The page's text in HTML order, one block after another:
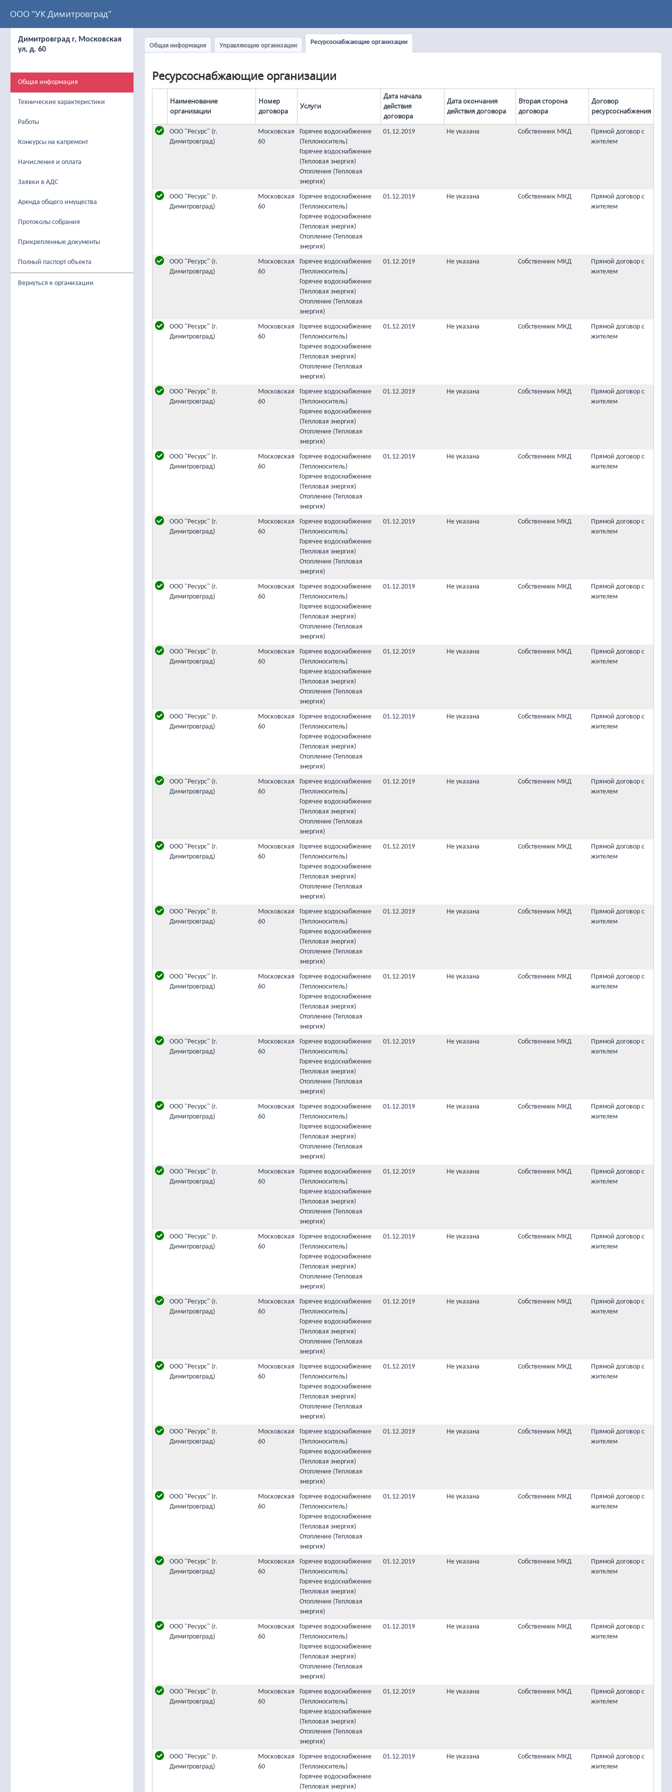
ООО "УК Димитровград"
Димитровград г, Московская
ул, д. 60
Общая информация
Технические характеристики
Работы
Конкурсы на капремонт
Начисления и оплата
Заявки в АДС
Аренда общего имущества
Протоколы собрания
Прикрепленные документы
Полный паспорт объекта
Вернуться к организации
Общая информация Управляющие организации
Ресурсоснабжающие организации
Ресурсоснабжающие организации
Наименование
организации
Номер
договора
Услуги
Дата начала
действия
договора
Дата окончания
действия договора
Вторая сторона
договора
Договор
ресурсоснабжения
ООО "Ресурс" (г.
Димитровград)
Московская
60
Горячее водоснабжение
(Теплоноситель)
Горячее водоснабжение
(Тепловая энергия)
Отопление (Тепловая
энергия)
01.12.2019 Не указана Собственник МКД
Прямой договор с
жителем
ООО "Ресурс" (г.
Димитровград)
Московская
60
Горячее водоснабжение
(Теплоноситель)
Горячее водоснабжение
(Тепловая энергия)
Отопление (Тепловая
энергия)
01.12.2019 Не указана Собственник МКД
Прямой договор с
жителем
ООО "Ресурс" (г.
Димитровград)
Московская
60
Горячее водоснабжение
(Теплоноситель)
Горячее водоснабжение
(Тепловая энергия)
Отопление (Тепловая
энергия)
01.12.2019 Не указана Собственник МКД
Прямой договор с
жителем
ООО "Ресурс" (г.
Димитровград)
Московская
60
Горячее водоснабжение
(Теплоноситель)
Горячее водоснабжение
(Тепловая энергия)
Отопление (Тепловая
энергия)
01.12.2019 Не указана Собственник МКД
Прямой договор с
жителем
ООО "Ресурс" (г.
Димитровград)
Московская
60
Горячее водоснабжение
(Теплоноситель)
Горячее водоснабжение
(Тепловая энергия)
Отопление (Тепловая
энергия)
01.12.2019 Не указана Собственник МКД
Прямой договор с
жителем
ООО "Ресурс" (г.
Димитровград)
Московская
60
Горячее водоснабжение
(Теплоноситель)
Горячее водоснабжение
(Тепловая энергия)
Отопление (Тепловая
энергия)
01.12.2019 Не указана Собственник МКД
Прямой договор с
жителем
ООО "Ресурс" (г.
Димитровград)
Московская
60
Горячее водоснабжение
(Теплоноситель)
Горячее водоснабжение
(Тепловая энергия)
Отопление (Тепловая
энергия)
01.12.2019 Не указана Собственник МКД
Прямой договор с
жителем
ООО "Ресурс" (г.
Димитровград)
Московская
60
Горячее водоснабжение
(Теплоноситель)
Горячее водоснабжение
(Тепловая энергия)
Отопление (Тепловая
энергия)
01.12.2019 Не указана Собственник МКД
Прямой договор с
жителем
ООО "Ресурс" (г.
Димитровград)
Московская
60
Горячее водоснабжение
(Теплоноситель)
Горячее водоснабжение
(Тепловая энергия)
Отопление (Тепловая
энергия)
01.12.2019 Не указана Собственник МКД
Прямой договор с
жителем
ООО "Ресурс" (г.
Димитровград)
Московская
60
Горячее водоснабжение
(Теплоноситель)
Горячее водоснабжение
(Тепловая энергия)
Отопление (Тепловая
энергия)
01.12.2019 Не указана Собственник МКД
Прямой договор с
жителем
ООО "Ресурс" (г.
Димитровград)
Московская
60
Горячее водоснабжение
(Теплоноситель)
Горячее водоснабжение
(Тепловая энергия)
Отопление (Тепловая
энергия)
01.12.2019 Не указана Собственник МКД
Прямой договор с
жителем
ООО "Ресурс" (г.
Димитровград)
Московская
60
Горячее водоснабжение
(Теплоноситель)
Горячее водоснабжение
(Тепловая энергия)
Отопление (Тепловая
энергия)
01.12.2019 Не указана Собственник МКД
Прямой договор с
жителем
ООО "Ресурс" (г.
Димитровград)
Московская
60
Горячее водоснабжение
(Теплоноситель)
Горячее водоснабжение
(Тепловая энергия)
Отопление (Тепловая
энергия)
01.12.2019 Не указана Собственник МКД
Прямой договор с
жителем
ООО "Ресурс" (г.
Димитровград)
Московская
60
Горячее водоснабжение
(Теплоноситель)
Горячее водоснабжение
(Тепловая энергия)
Отопление (Тепловая
энергия)
01.12.2019 Не указана Собственник МКД
Прямой договор с
жителем
ООО "Ресурс" (г.
Димитровград)
Московская
60
Горячее водоснабжение
(Теплоноситель)
Горячее водоснабжение
(Тепловая энергия)
Отопление (Тепловая
энергия)
01.12.2019 Не указана Собственник МКД
Прямой договор с
жителем
ООО "Ресурс" (г.
Димитровград)
Московская
60
Горячее водоснабжение
(Теплоноситель)
Горячее водоснабжение
(Тепловая энергия)
Отопление (Тепловая
энергия)
01.12.2019 Не указана Собственник МКД
Прямой договор с
жителем
ООО "Ресурс" (г.
Димитровград)
Московская
60
Горячее водоснабжение
(Теплоноситель)
Горячее водоснабжение
(Тепловая энергия)
Отопление (Тепловая
энергия)
01.12.2019 Не указана Собственник МКД
Прямой договор с
жителем
ООО "Ресурс" (г.
Димитровград)
Московская
60
Горячее водоснабжение
(Теплоноситель)
Горячее водоснабжение
(Тепловая энергия)
Отопление (Тепловая
энергия)
01.12.2019 Не указана Собственник МКД
Прямой договор с
жителем
ООО "Ресурс" (г.
Димитровград)
Московская
60
Горячее водоснабжение
(Теплоноситель)
Горячее водоснабжение
(Тепловая энергия)
Отопление (Тепловая
энергия)
01.12.2019 Не указана Собственник МКД
Прямой договор с
жителем
ООО "Ресурс" (г.
Димитровград)
Московская
60
Горячее водоснабжение
(Теплоноситель)
Горячее водоснабжение
(Тепловая энергия)
Отопление (Тепловая
энергия)
01.12.2019 Не указана Собственник МКД
Прямой договор с
жителем
ООО "Ресурс" (г.
Димитровград)
Московская
60
Горячее водоснабжение
(Теплоноситель)
Горячее водоснабжение
(Тепловая энергия)
Отопление (Тепловая
энергия)
01.12.2019 Не указана Собственник МКД
Прямой договор с
жителем
ООО "Ресурс" (г.
Димитровград)
Московская
60
Горячее водоснабжение
(Теплоноситель)
Горячее водоснабжение
(Тепловая энергия)
Отопление (Тепловая
энергия)
01.12.2019 Не указана Собственник МКД
Прямой договор с
жителем
ООО "Ресурс" (г.
Димитровград)
Московская
60
Горячее водоснабжение
(Теплоноситель)
Горячее водоснабжение
(Тепловая энергия)
Отопление (Тепловая
энергия)
01.12.2019 Не указана Собственник МКД
Прямой договор с
жителем
ООО "Ресурс" (г.
Димитровград)
Московская
60
Горячее водоснабжение
(Теплоноситель)
Горячее водоснабжение
(Тепловая энергия)
Отопление (Тепловая
энергия)
01.12.2019 Не указана Собственник МКД
Прямой договор с
жителем
ООО "Ресурс" (г.
Димитровград)
Московская
60
Горячее водоснабжение
(Теплоноситель)
Горячее водоснабжение
(Тепловая энергия)
Отопление (Тепловая
энергия)
01.12.2019 Не указана Собственник МКД
Прямой договор с
жителем
ООО "Ресурс" (г.
Димитровград)
Московская
60
Горячее водоснабжение
(Теплоноситель)
Горячее водоснабжение
(Тепловая энергия)
01.12.2019 Не указана Собственник МКД
Прямой договор с
жителем